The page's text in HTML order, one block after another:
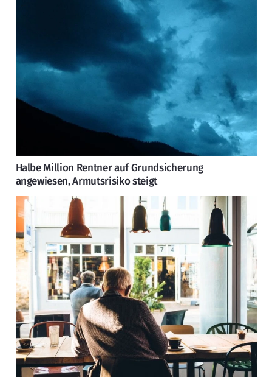
Halbe Million Rentner auf Grundsicherung
angewiesen, Armutsrisiko steigt